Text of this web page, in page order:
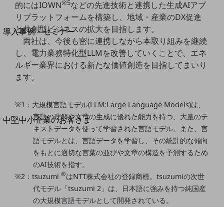
別ウィンドウで開きます
サービスをご利用中のお客さま
導入事例・セミナー
導入事例TOP
最新の導入事例や注目の導入事例をご紹介します
セミナー
別ウィンドウで開きます
中堅中小企業のお客さま
NTTドコモビジネスウォッチ
ビジネスお役立ち情報
旬な話題やお役立ち資料などDXの課題を
解決するヒントをお届けする記事サイト
新着記事
お役立ち資料ダウンロード
トレンド記事特集
的にはIOWN※5などの先進技術と連携した生成AIアプ
リプラットフォームを構築し、地域・産業のDX促進
と共創型ビジネスの拡大を目指します。
両社は、今後も密に連携しながら本取り組みを継続
し、電力業務特化型LLMを改善していくことで、エネ
ルギー業界における新たな価値創造を目指してまいり
ます。
※1：大規模言語モデル(LLM:Large Language Models)は、
言語の理解や文章の生成に優れた能力を持つ、大量のテ
キストデータを使って学習された言語モデル。また、言
語モデルとは、言語データを学習し、その統計的な傾向
をもとに適切な言葉の並びや文章の構造を予測するため
のAI技術を指す。
※2：tsuzumi®はNTT株式会社の登録商標。tsuzumiの次世
代モデル「tsuzumi 2」は、日本語に強みを持つ純国産
の大規模言語モデルとして開発されている。